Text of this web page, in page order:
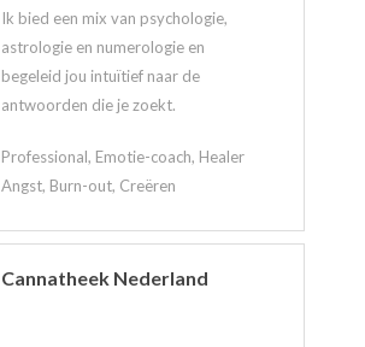
Ik bied een mix van psychologie,
astrologie en numerologie en
begeleid jou intuïtief naar de
antwoorden die je zoekt.
Professional, Emotie-coach, Healer
Angst, Burn-out, Creëren
Cannatheek Nederland